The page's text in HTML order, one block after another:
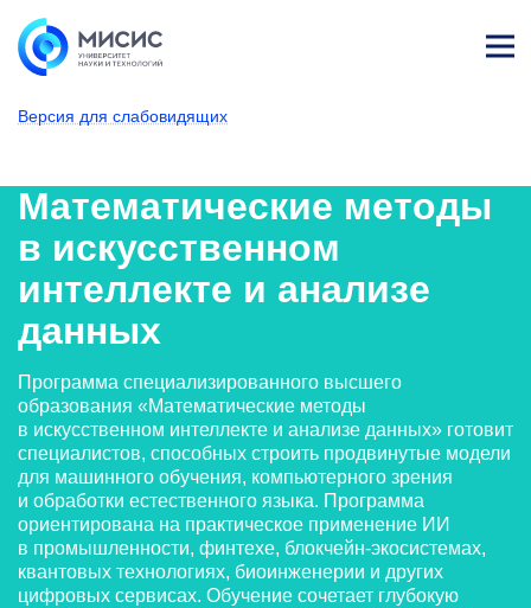
Версия для слабовидящих
т
Математические методы
в искусственном
интеллекте и анализе
данных
Программа специализированного высшего
образования «Математические методы
в искусственном интеллекте и анализе данных» готовит
специалистов, способных строить продвинутые модели
для машинного обучения, компьютерного зрения
и обработки естественного языка. Программа
ориентирована на практическое применение ИИ
в промышленности, финтехе, блокчейн-экосистемах,
квантовых технологиях, биоинженерии и других
цифровых сервисах. Обучение сочетает глубокую